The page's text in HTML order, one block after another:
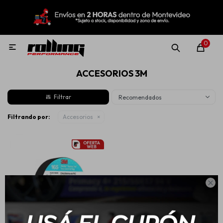

0

ACCESORIOS 3M
Recomendados
Filtrando por: Accesorios
MI CUENTA
Nuevo! Rolling Repuestos
Llantas
Aditivos